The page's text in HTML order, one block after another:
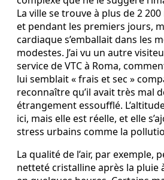
La ville se trouve à plus de 2
et pendant les premiers jours,
cardiaque s’emballait dans les
modestes. J’ai vu un autre
service de VTC à Roma,
lui semblait « frais et sec »
reconnaître qu’il avait très mal
étrangement essoufflé.
ici, mais elle est réelle, et elle
stress urbains comme la
La qualité de l’air, par exemple,
netteté cristalline après la pluie